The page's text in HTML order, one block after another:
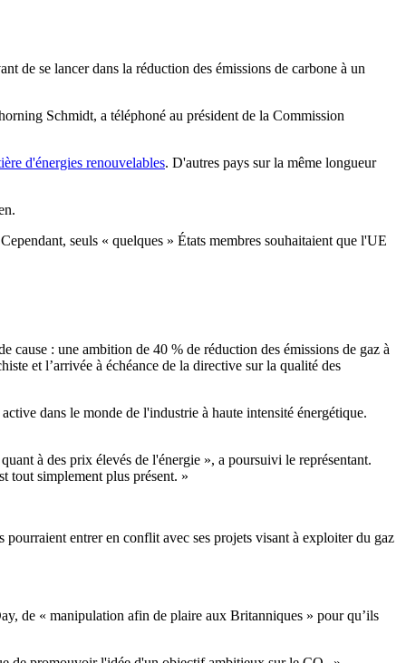
de se lancer dans la réduction des émissions de carbone à un
Schmidt, a téléphoné au président de la Commission
d'énergies renouvelables. D'autres pays sur la même longueur
seuls « quelques » États membres souhaitaient que l'UE
cause : une ambition de 40 % de réduction des émissions de gaz à
et l’arrivée à échéance de la directive sur la qualité des
dans le monde de l'industrie à haute intensité énergétique.
à des prix élevés de l'énergie », a poursuivi le représentant.
tout simplement plus présent. »
entrer en conflit avec ses projets visant à exploiter du gaz
de « manipulation afin de plaire aux Britanniques » pour qu’ils